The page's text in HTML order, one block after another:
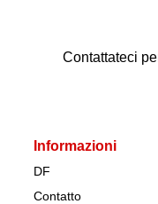
Contattateci
Informazioni
DF
Contatto